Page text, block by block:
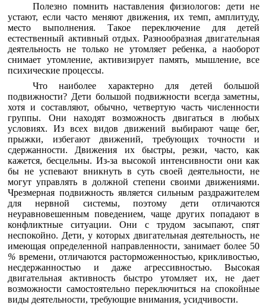
Полезно помнить наставления физиологов: дети не
устают, если часто меняют движения, их темп, амплитуду,
место выполнения. Такое переключение для детей
естественный активный отдых. Разнообразная двигательная
деятельность не только не утомляет ребенка, а наоборот
снимает утомление, активизирует память, мышление, все
психические процессы.
Что наиболее характерно для детей большой
подвижности? Дети большой подвижности всегда заметны,
хотя и составляют, обычно, четвертую часть численности
группы. Они находят возможность двигаться в любых
условиях. Из всех видов движений выбирают чаще бег,
прыжки, избегают движений, требующих точности и
сдержанности. Движения их быстры, резки, часто, как
кажется, бесцельны. Из-за высокой интенсивности они как
бы не успевают вникнуть в суть своей деятельности, не
могут управлять в должной степени своими движениями.
Чрезмерная подвижность является сильным раздражителем
для нервной системы, поэтому дети отличаются
неуравновешенным поведением, чаще других попадают в
конфликтные ситуации. Они с трудом засыпают, спят
неспокойно. Дети, у которых двигательная деятельность, не
имеющая определенной направленности, занимает более 50
% времени, отличаются расторможенностью, крикливостью,
несдержанностью и даже агрессивностью. Высокая
двигательная активность быстро утомляет их, не дает
возможности самостоятельно переключиться на спокойные
виды деятельности, требующие внимания, усидчивости.